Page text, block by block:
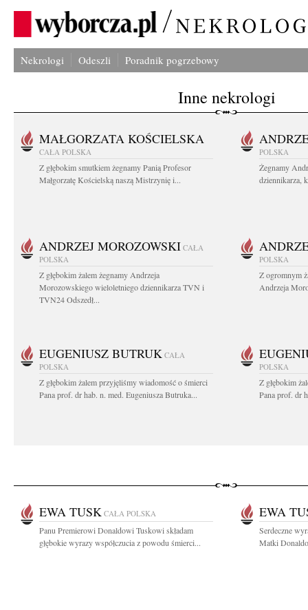
Nekrologi Odeszli Poradnik pogrzebowy
Inne nekrologi
MAŁGORZATA KOŚCIELSKA
CAŁA POLSKA
Z głębokim smutkiem żegnamy Panią Profesor
Małgorzatę Kościelską naszą Mistrzynię i...
POLSKA
Żegnamy
dziennikarza,
ANDRZEJ MOROZOWSKI CAŁA
POLSKA
Z głębokim żalem żegnamy Andrzeja
Morozowskiego wieloletniego dziennikarza TVN i
TVN24 Odszedł...
POLSKA
Z ogromnym
Andrzeja
EUGENIUSZ BUTRUK CAŁA
POLSKA
Z głębokim żalem przyjęliśmy wiadomość o śmierci
Pana prof. dr hab. n. med. Eugeniusza Butruka...
POLSKA
Z głębokim
Pana prof. dr
EWA TUSK CAŁA POLSKA
Panu Premierowi Donaldowi Tuskowi składam
głębokie wyrazy współczucia z powodu śmierci...
EWA
Serdeczne
Matki